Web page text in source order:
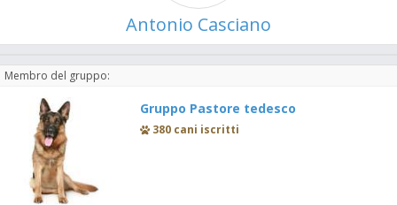
Antonio Casciano
Membro del gruppo:
Gruppo Pastore tedesco
380 cani iscritti